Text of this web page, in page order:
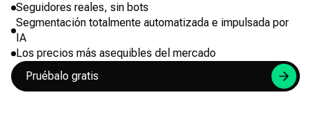
Seguidores reales, sin bots
Segmentación totalmente automatizada e impulsada por
IA
Los precios más asequibles del mercado
Pruébalo gratis